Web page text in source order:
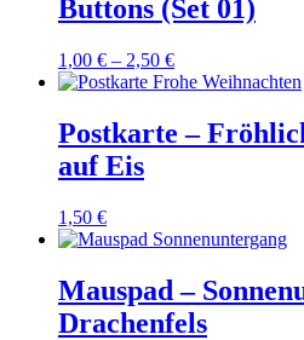
Buttons (Set 01)
1,00 € – 2,50 €
Postkarte –
auf Eis
1,50 €
Mauspad –
Drachenfels